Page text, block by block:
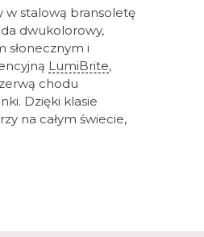
w stalową bransoletę
dwukolorowy,
słonecznym i
LumiBrite,
chodu
Dzięki klasie
na całym świecie,